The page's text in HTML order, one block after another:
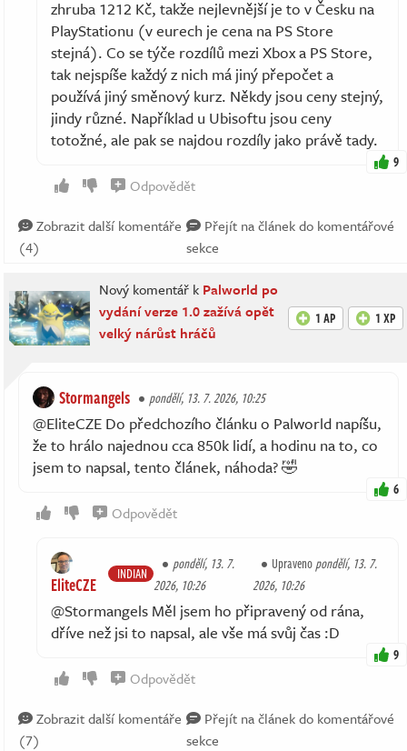
zhruba 1212 Kč, takže nejlevnější je to v Česku na
PlayStationu (v eurech je cena na PS Store
stejná). Co se týče rozdílů mezi Xbox a PS Store,
tak nejspíše každý z nich má jiný přepočet a
používá jiný směnový kurz. Někdy jsou ceny stejný,
jindy různé. Například u Ubisoftu jsou ceny
totožné, ale pak se najdou rozdíly jako právě tady.
9
Odpovědět
Zobrazit další komentáře
(4)
Přejít na článek do komentářové
sekce
Nový komentář k Palworld po
vydání verze 1.0 zažívá opět
velký nárůst hráčů
1 AP 1 XP
Stormangels pondělí, 13. 7. 2026, 10:25
@EliteCZE Do předchozího článku o Palworld napíšu,
že to hrálo najednou cca 850k lidí, a hodinu na to, co
jsem to napsal, tento článek, náhoda? 🤣
6
Odpovědět
EliteCZE INDIAN
pondělí, 13. 7.
2026, 10:26
Upravenopondělí, 13. 7.
2026, 10:26
@Stormangels Měl jsem ho připravený od rána,
dříve než jsi to napsal, ale vše má svůj čas :D
9
Odpovědět
Zobrazit další komentáře
(7)
Přejít na článek do komentářové
sekce